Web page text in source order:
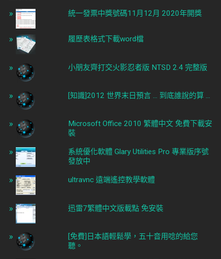
統一發票中獎號碼11月12月 2020年開獎
履歷表格式下載word檔
小朋友齊打交火影忍者版 NTSD 2.4 完整版
[知識]2012 世界末日預言 ... 到底誰說的算 ...
Microsoft Office 2010 繁體中文 免費下載安
裝
系統優化軟體 Glary Utilities Pro 專業版序號
發放中
ultravnc 遠端遙控教學軟體
迅雷7繁體中文版載點 免安裝
[免費]日本語輕鬆學，五十音用唸的給您
聽。